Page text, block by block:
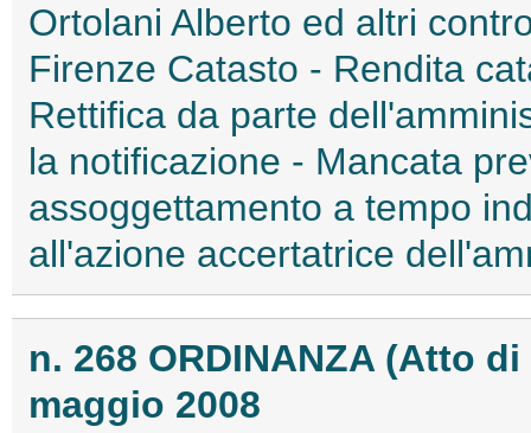
Ortolani Alberto ed altri
Firenze Catasto - Rendita
Rettifica da parte
la notificazione - Mancata
assoggettamento a tempo
all'azione accertatrice
n. 268 ORDINANZA (Atto
maggio 2008